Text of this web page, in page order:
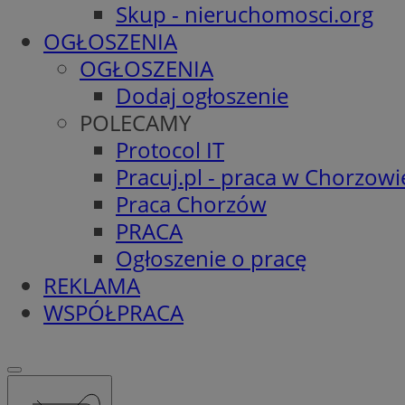
Skup - nieruchomosci.org
OGŁOSZENIA
OGŁOSZENIA
Dodaj ogłoszenie
POLECAMY
Protocol IT
Pracuj.pl - praca w
Praca Chorzów
PRACA
Ogłoszenie o pracę
REKLAMA
WSPÓŁPRACA